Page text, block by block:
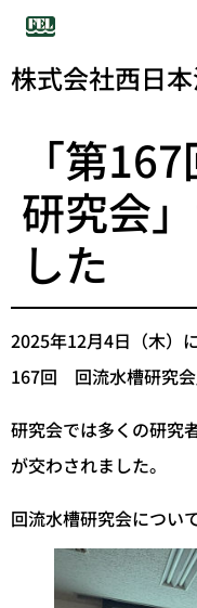
株式会社西日
「第
研究会
した
2025年12月4日（木）
167回 回流水槽研究会
研究会では多くの研究
が交わされました。
回流水槽研究会につい